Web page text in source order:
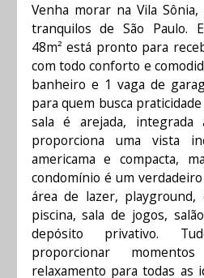
Venha morar na Vila
tranquilos de São Paulo.
48m² está pronto para
com todo conforto e
banheiro e 1 vaga de
para quem busca
sala é arejada, integrada
proporciona uma vista
americama e compacta,
condomínio é um
área de lazer, playground,
piscina, sala de jogos,
depósito privativo.
proporcionar
relaxamento para todas as